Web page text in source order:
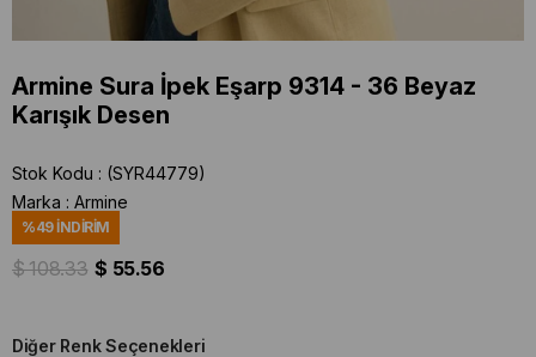
Armine Sura İpek Eşarp 9314 - 36 Beyaz
Karışık Desen
Stok Kodu
(SYR44779)
Marka : Armine
%49İNDIRIM
$ 108.33 $ 55.56
Diğer Renk Seçenekleri